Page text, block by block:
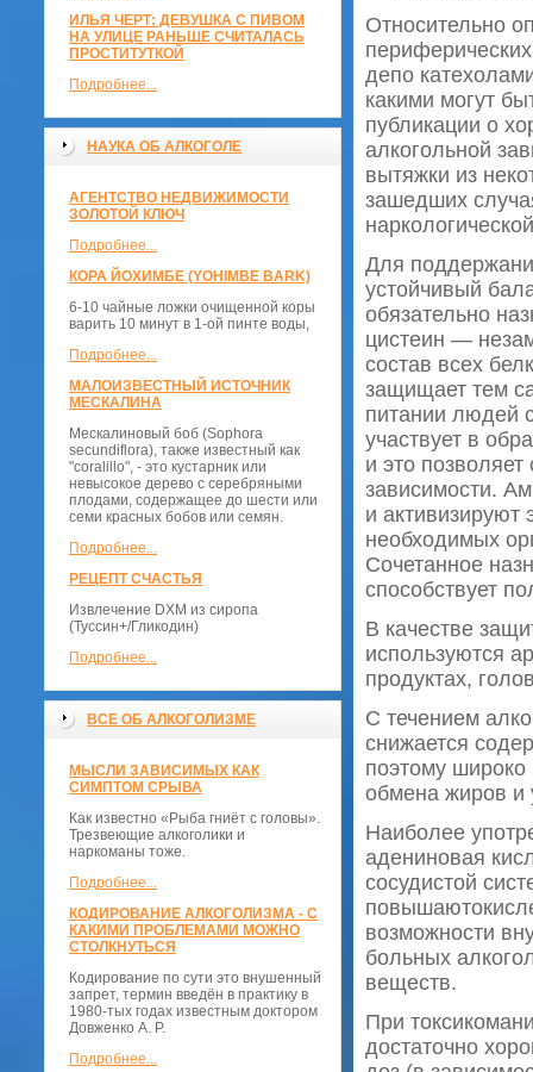
ИЛЬЯ ЧЕРТ: ДЕВУШКА С ПИВОМ
НА УЛИЦЕ РАНЬШЕ СЧИТАЛАСЬ
ПРОСТИТУТКОЙ
Подробнее...
НАУКА ОБ АЛКОГОЛЕ
АГЕНТСТВО НЕДВИЖИМОСТИ
ЗОЛОТОЙ КЛЮЧ
Подробнее...
КОРА ЙОХИМБЕ (YOHIMBE BARK)
6-10 чайные ложки очищенной коры
варить 10 минут в 1-ой пинте воды,
Подробнее...
МАЛОИЗВЕСТНЫЙ ИСТОЧНИК
МЕСКАЛИНА
Мескалиновый боб (Sophora
secundiflora), также известный как
"coralillo", - это кустарник или
невысокое дерево с серебряными
плодами, содержащее до шести или
семи красных бобов или семян.
Подробнее...
РЕЦЕПТ СЧАСТЬЯ
Извлечение DXM из сиропа
(Туссин+/Гликодин)
Подробнее...
ВСЕ ОБ АЛКОГОЛИЗМЕ
МЫСЛИ ЗАВИСИМЫХ КАК
СИМПТОМ СРЫВА
Как известно «Рыба гниёт с головы».
Трезвеющие алкоголики и
наркоманы тоже.
Подробнее...
КОДИРОВАНИЕ АЛКОГОЛИЗМА - С
КАКИМИ ПРОБЛЕМАМИ МОЖНО
СТОЛКНУТЬСЯ
Кодирование по сути это внушенный
запрет, термин введён в практику в
1980-тых годах известным доктором
Довженко А. Р.
Подробнее...
Относительно
депо
какими могут
публикации о
алкогольной
вытяжки из
зашедших
Для
устойчивый
обязательно
цистеин —
состав всех
защищает тем
питании людей
участвует в
и это
зависимости.
и активизируют
необходимых
Сочетанное
способствует
В качестве
используются
продуктах,
С течением
снижается
поэтому
обмена жиров и
Наиболее
адениновая
сосудистой
возможности
больных
веществ.
При
достаточно